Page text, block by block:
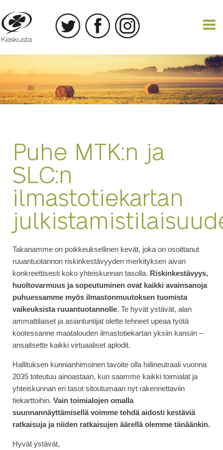
Puhe MTK:n ja
SLC:n
ilmastotiekartan
Takanamme on poikkeuksellinen kevät, joka on osoittanut
ruuantuotannon riskinkestävyyden merkityksen aivan
konkreettisesti koko yhteiskunnan tasolla. Riskinkestävyys,
huoltovarmuus ja sopeutuminen ovat kaikki avainsanoja
puhuessamme myös ilmastonmuutoksen tuomista
vaikeuksista ruuantuotannolle. Te hyvät ystävät, alan
ammattilaiset ja asiantuntijat olette tehneet upeaa työtä
kootessanne maatalouden ilmastotiekartan yksiin kansiin –
ansaitsette kaikki virtuaaliset aplodit.
Hallituksen kunnianhimoinen tavoite olla hiilineutraali vuonna
2035 toteutuu ainoastaan, kun saamme kaikki toimialat ja
yhteiskunnan eri tasot sitoutumaan nyt rakennettaviin
tiekarttoihin. Vain toimialojen omalla
suunnannäyttämisellä voimme tehdä aidosti kestäviä
ratkaisuja ja niiden ratkaisujen äärellä olemme tänäänkin.
Hyvät ystävät,